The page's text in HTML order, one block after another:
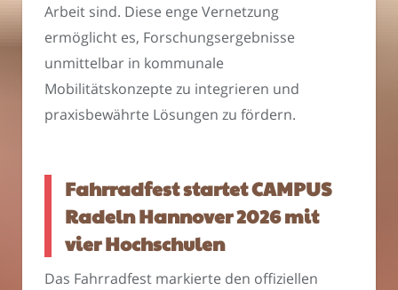
Arbeit sind. Diese enge Vernetzung
ermöglicht es, Forschungsergebnisse
unmittelbar in kommunale
Mobilitätskonzepte zu integrieren und
praxisbewährte Lösungen zu fördern.
Fahrradfest startet CAMPUS
Radeln Hannover 2026 mit
vier Hochschulen
Das Fahrradfest markierte den offiziellen